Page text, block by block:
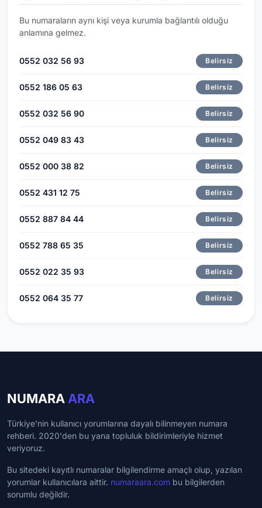
Bu numaraların aynı kişi veya kurumla bağlantılı olduğu
anlamına gelmez.
0552 032 56 93 Belirsiz
0552 186 05 63 Belirsiz
0552 032 56 90 Belirsiz
0552 049 83 43 Belirsiz
0552 000 38 82 Belirsiz
0552 431 12 75 Belirsiz
0552 887 84 44 Belirsiz
0552 788 65 35 Belirsiz
0552 022 35 93 Belirsiz
0552 064 35 77 Belirsiz
NUMARA ARA
Türkiye'nin kullanıcı yorumlarına dayalı bilinmeyen numara
rehberi. 2020'den bu yana topluluk bildirimleriyle hizmet
veriyoruz.
Bu sitedeki kayıtlı numaralar bilgilendirme amaçlı olup, yazılan
yorumlar kullanıcılara aittir. numaraara.com bu bilgilerden
sorumlu değildir.